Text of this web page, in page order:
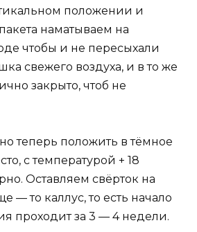
положении и
наматываем на
чтобы и не пересыхали
свежего воздуха, и в то же
закрыто, чтоб не
теперь положить в тёмное
с температурой + 18
Оставляем свёрток на
— то каллус, то есть начало
проходит за 3 — 4 недели.